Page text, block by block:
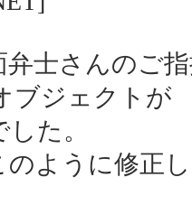
弁士さんのご
ブジェクトが
た。
のように修正